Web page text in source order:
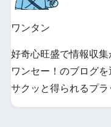
ワンタン
好奇心旺盛で情報収集
ワンセー！のブログ
サクッと得られるプラ